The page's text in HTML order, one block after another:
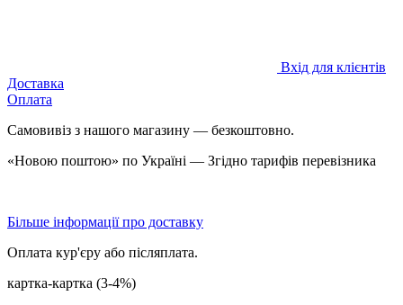
Вхід для клієнтів
Доставка
Оплата
Самовивіз з нашого магазину — безкоштовно.
«Новою поштою» по Україні — Згідно тарифів перевізника
Більше інформації про доставку
Оплата кур'єру або післяплата.
картка-картка (3-4%)